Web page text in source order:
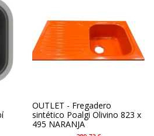
OUTLET - Fregadero
sintético Poalgi Olivino 823 x
495 NARANJA